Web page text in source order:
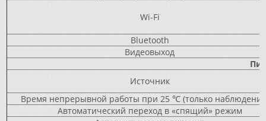
Wi-Fi
Bluetooth
Видеовыход
Источник
Время непрерывной работы при 25 ℃ (только
Автоматический переход в «спящий» режим